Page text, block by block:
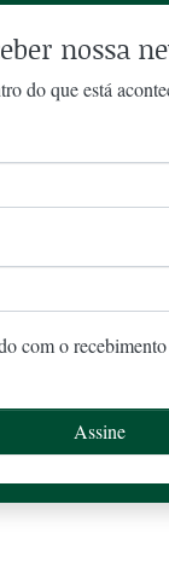
nossa
do que está
com o